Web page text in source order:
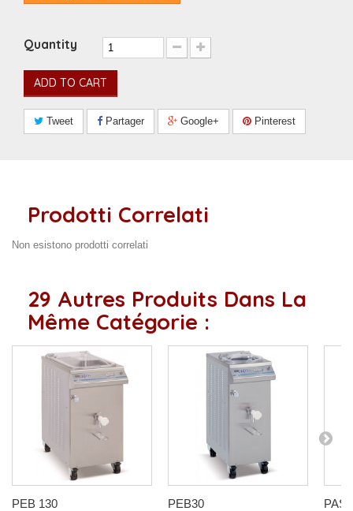
Quantity
ADD TO CART
Tweet Partager Google+ Pinterest
Prodotti Correlati
Non esistono prodotti correlati
29 Autres Produits Dans La
Même Catégorie :
PEB 130
PEB30